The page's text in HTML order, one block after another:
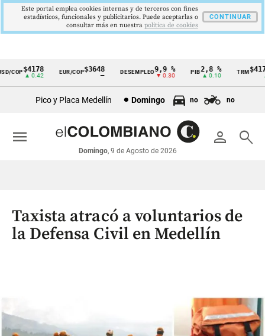
Cintillo
económicos
Colombia
COP$4178
▲ 0.42
EUR/COP$3648 DESEMPLEO 9,9 %
▼ 0.30
PIB2,8 %
▲ 0.10
TRM
▲
Pico y Placa Medellín Domingo no no
person search
Domingo, 9 de Agosto de 2026
menu
Taxista atracó a voluntarios de
la Defensa Civil en Medellín
Este portal emplea cookies internas y de terceros con fines
estadísticos, funcionales y publicitarios. Puede aceptarlas o
consultar más en nuestra politica de cookies
CONTINUAR